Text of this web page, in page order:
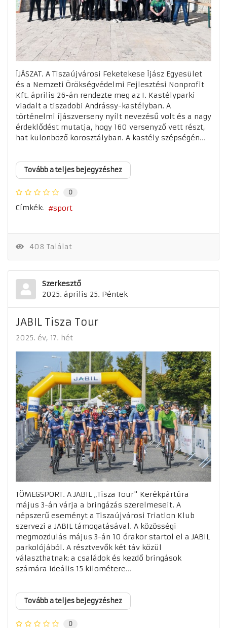
ÍJÁSZAT. A Tiszaújvárosi Feketekese Íjász Egyesület
és a Nemzeti Örökségvédelmi Fejlesztési Nonprofit
Kft. április 26-án rendezte meg az I. Kastélyparki
viadalt a tiszadobi Andrássy-kastélyban. A
történelmi íjászverseny nyílt nevezésű volt és a nagy
érdeklődést mutatja, hogy 160 versenyző vett részt,
hat különböző korosztályban. A kastély szépségén...
Tovább a teljes bejegyzéshez
0
Címkék: sport
408 Találat
Szerkesztő
2025. április 25. Péntek
JABIL Tisza Tour
2025. év 17. hét
TÖMEGSPORT. A JABIL „Tisza Tour" Kerékpártúra
május 3-án várja a bringázás szerelmeseit. A
népszerű eseményt a Tiszaújvárosi Triatlon Klub
szervezi a JABIL támogatásával. A közösségi
megmozdulás május 3-án 10 órakor startol el a JABIL
parkolójából. A résztvevők két táv közül
választhatnak: a családok és kezdő bringások
számára ideális 15 kilométere...
Tovább a teljes bejegyzéshez
0